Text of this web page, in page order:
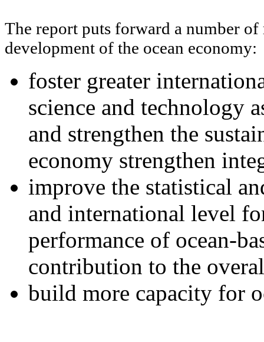
The report puts forward a number of
development of the ocean economy:
foster greater
science and technology
and strengthen the
economy strengthen
improve the statistical
and international level
performance of ocean-
contribution to the
build more capacity for